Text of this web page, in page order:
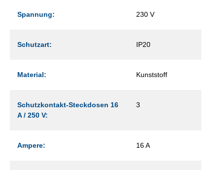
Spannung: 230 V
Schutzart: IP20
Material: Kunststoff
Schutzkontakt-Steckdosen 16
A / 250 V:
3
Ampere: 16 A